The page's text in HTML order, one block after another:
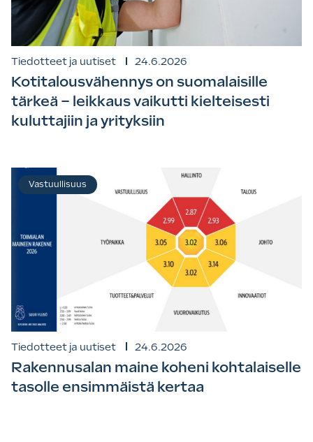
Tiedotteet ja uutiset 24.6.2026
Kotitalousvähennys on suomalaisille
tärkeä – leikkaus vaikutti kielteisesti
kuluttajiin ja yrityksiin
Tiedotteet ja uutiset 24.6.2026
Rakennusalan maine koheni kohtalaiselle
tasolle ensimmäistä kertaa
Vastuullisuus